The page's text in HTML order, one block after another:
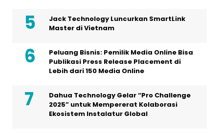
Jack Technology Luncurkan SmartLink
Master di Vietnam
Peluang Bisnis: Pemilik Media Online Bisa
Publikasi Press Release Placement di
Lebih dari 150 Media Online
Dahua Technology Gelar “Pro Challenge
2025” untuk Mempererat Kolaborasi
Ekosistem Instalatur Global